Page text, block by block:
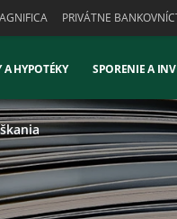
PRIVÁTNE
A HYPOTÉKY SPORENIE A